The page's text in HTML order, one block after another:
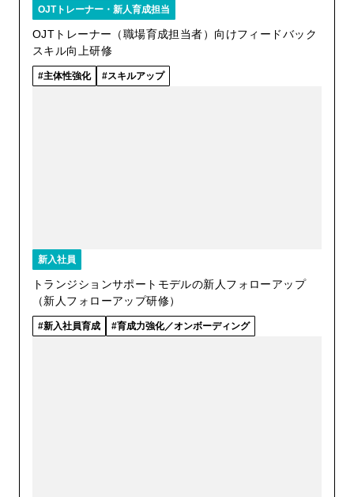
OJTトレーナー・新人育成担当
OJTトレーナー（職場育成担当者）向けフィードバック
スキル向上研修
主体性強化 スキルアップ
新入社員
トランジションサポートモデルの新人フォローアップ
（新人フォローアップ研修）
新入社員育成 育成力強化／オンボーディング